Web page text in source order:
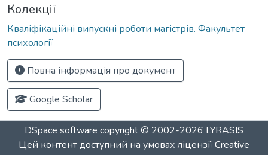
Колекції
Кваліфікаційні випускні роботи магістрів. Факультет
психології
Повна інформація про документ
Google Scholar
DSpace software copyright © 2002-2026 LYRASIS
Цей контент доступний на умовах ліцензіїCreative